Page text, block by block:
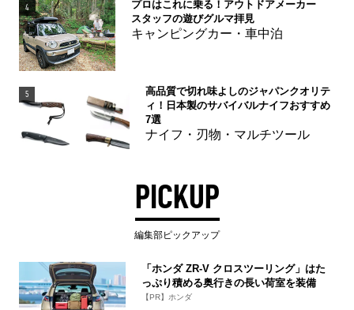
4
プロはこれに乗る！アウトドアメーカー
スタッフの遊びグルマ拝見
キャンピングカー・車中泊
5
高品質で切れ味よしのジャパンクオリテ
ィ！日本製のサバイバルナイフおすすめ
7選
ナイフ・刃物・マルチツール
PICKUP
編集部ピックアップ
「ホンダ ZR-V クロスツーリング」はた
っぷり積める奥行きの長い荷室を装備
【PR】ホンダ